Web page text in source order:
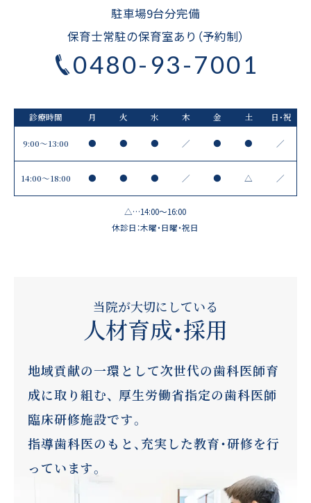
駐車場9台分完備
保育士常駐の保育室あり（予約制）
0480-93-7001
診療時間 月 火 水 木 金 土 日・祝
9:00～13:00 ● ● ● ／ ● ● ／
14:00〜18:00 ● ● ● ／ ● △ ／
△…14:00～16:00
休診日：木曜・日曜・祝日
当院が大切にしている
人材育成・採用
地域貢献の一環として次世代の歯科医師育
成に取り組む、 厚生労働省指定の歯科医師
臨床研修施設です。
指導歯科医のもと、充実した教育・研修を行
っています。